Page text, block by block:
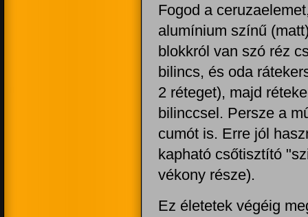
Fogod a
alumínium színű
blokkról van szó réz
bilincs, és oda
2 réteget), majd
bilinccsel. Persze a
cumót is. Erre jól
kapható csőtisztító
vékony része).
Ez életetek végéig